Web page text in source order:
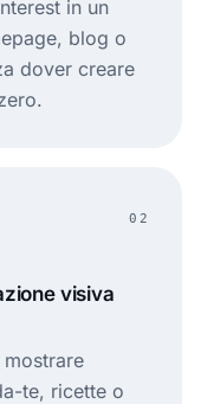
in un
blog o
dover creare
02
visiva
te, ricette o